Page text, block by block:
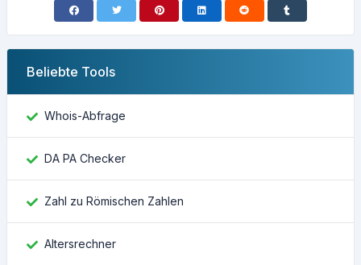
Beliebte Tools
Whois-Abfrage
DA PA Checker
Zahl zu Römischen Zahlen
Altersrechner